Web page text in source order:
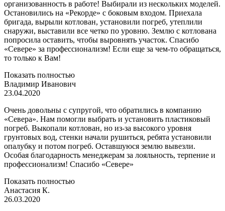
организованность в работе! Выбирали из нескольких моделей.
Остановились на «Рекорде» с боковым входом. Приехала
бригада, вырыли котлован, установили погреб, утеплили
снаружи, выставили все четко по уровню. Землю с котлована
попросила оставить, чтобы выровнять участок. Спасибо
«Севере» за профессионализм! Если еще за чем-то обращаться,
то только к Вам!
Показать полностью
Владимир Иванович
23.04.2020
Очень довольны с супругой, что обратились в компанию
«Севера». Нам помогли выбрать и установить пластиковый
погреб. Выкопали котлован, но из-за высокого уровня
грунтовых вод, стенки начали рушиться, ребята установили
опалубку и потом погреб. Оставшуюся землю вывезли.
Особая благодарность менеджерам за лояльность, терпение и
профессионализм! Спасибо «Севере»
Показать полностью
Анастасия К.
26.03.2020